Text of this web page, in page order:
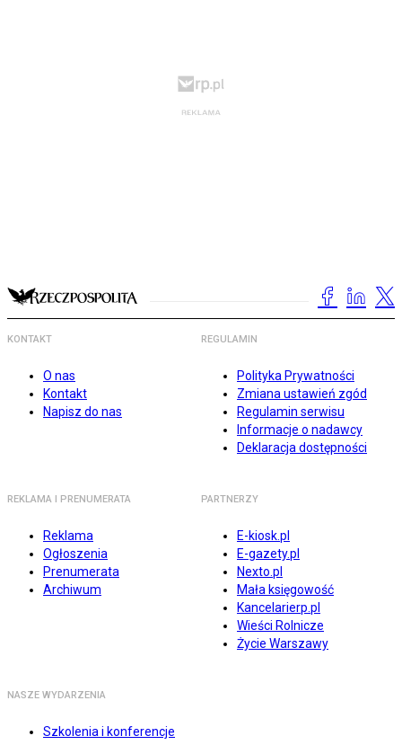
KONTAKT
O nas
Kontakt
Napisz do nas
REGULAMIN
Polityka Prywatności
Zmiana ustawień zgód
Regulamin serwisu
Informacje o nadawcy
Deklaracja dostępności
REKLAMA I PRENUMERATA
Reklama
Ogłoszenia
Prenumerata
Archiwum
PARTNERZY
E-kiosk.pl
E-gazety.pl
Nexto.pl
Mała księgowość
Kancelarierp.pl
Wieści Rolnicze
Życie Warszawy
NASZE WYDARZENIA
Szkolenia i konferencje